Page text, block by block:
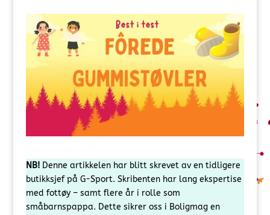
NB!Denne artikkelen har blitt skrevet av en tidligere
butikksjef på G-Sport. Skribenten har lang ekspertise
med fottøy – samt flere år i rolle som
småbarnspappa. Dette sikrer oss i Boligmag en